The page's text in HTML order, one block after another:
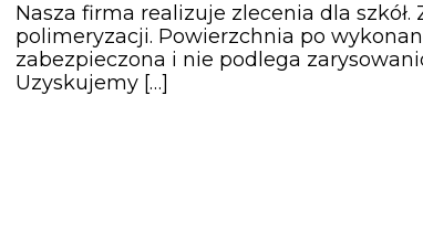
Nasza firma realizuje zlecenia dla
polimeryzacji. Powierzchnia po
zabezpieczona i nie podlega
Uzyskujemy[…]